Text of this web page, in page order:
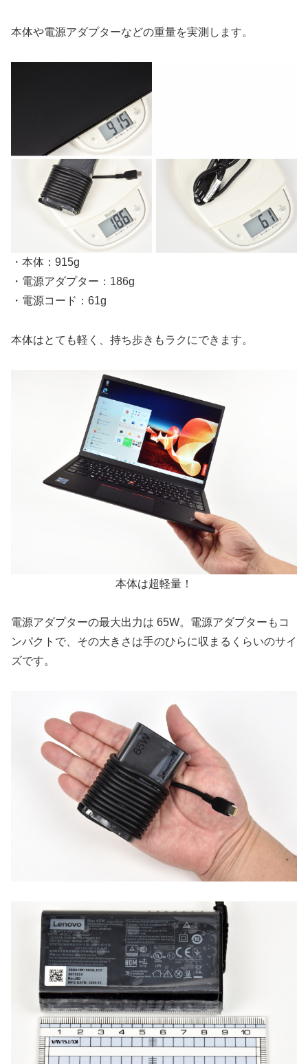
本体や電源アダプターなどの重量を実測します。
・本体：915g
・電源アダプター：186g
・電源コード：61g
本体はとても軽く、持ち歩きもラクにできます。
本体は超軽量！
電源アダプターの最大出力は 65W。電源アダプターもコ
ンパクトで、その大きさは手のひらに収まるくらいのサイ
ズです。